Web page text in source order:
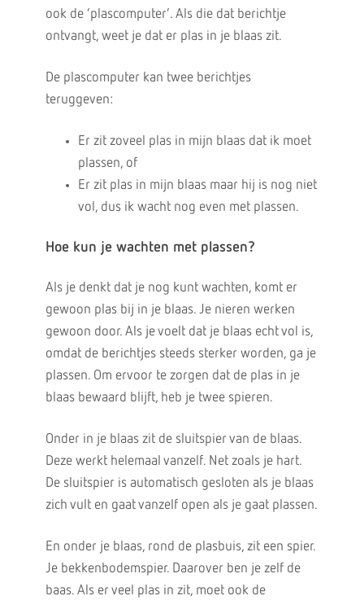
ook de ‘plascomputer’. Als die dat berichtje
ontvangt, weet je dat er plas in je blaas zit.
De plascomputer kan twee berichtjes
teruggeven:
Er zit zoveel plas in mijn blaas dat ik moet
plassen, of
Er zit plas in mijn blaas maar hij is nog niet
vol, dus ik wacht nog even met plassen.
Hoe kun je wachten met plassen?
Als je denkt dat je nog kunt wachten, komt er
gewoon plas bij in je blaas. Je nieren werken
gewoon door. Als je voelt dat je blaas echt vol is,
omdat de berichtjes steeds sterker worden, ga je
plassen. Om ervoor te zorgen dat de plas in je
blaas bewaard blijft, heb je twee spieren.
Onder in je blaas zit de sluitspier van de blaas.
Deze werkt helemaal vanzelf. Net zoals je hart.
De sluitspier is automatisch gesloten als je blaas
zich vult en gaat vanzelf open als je gaat plassen.
En onder je blaas, rond de plasbuis, zit een spier.
Je bekkenbodemspier. Daarover ben je zelf de
baas. Als er veel plas in zit, moet ook de